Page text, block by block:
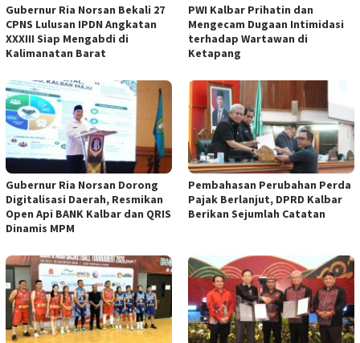
Gubernur Ria Norsan Bekali 27
CPNS Lulusan IPDN Angkatan
XXXIII Siap Mengabdi di
Kalimanatan Barat
PWI Kalbar Prihatin dan
Mengecam Dugaan Intimidasi
terhadap Wartawan di
Ketapang
Gubernur Ria Norsan Dorong
Digitalisasi Daerah, Resmikan
Open Api BANK Kalbar dan QRIS
Dinamis MPM
Pembahasan Perubahan Perda
Pajak Berlanjut, DPRD Kalbar
Berikan Sejumlah Catatan